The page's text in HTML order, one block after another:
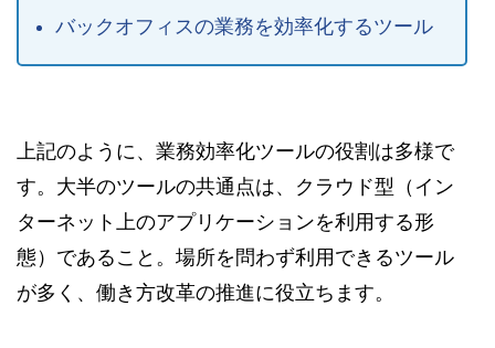
バックオフィスの業務を効率化するツール
上記のように、業務効率化ツールの役割は多様で
す。大半のツールの共通点は、クラウド型（イン
ターネット上のアプリケーションを利用する形
態）であること。場所を問わず利用できるツール
が多く、働き方改革の推進に役立ちます。